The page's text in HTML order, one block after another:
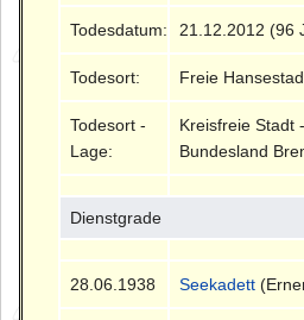
Todesdatum: 21.12.2012 (96
Todesort: Freie
Todesort -
Lage:
Kreisfreie Stadt
Bundesland
Dienstgrade
28.06.1938 Seekadett